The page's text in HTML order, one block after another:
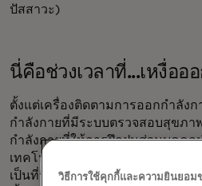
ปัสสาวะ)
นี่คือช่วงเวลาที่...เหงื่อออ
ตั้งแต่เครื่องติดตามการออกกำลัง
กำลังกายที่มีระบบตรวจสอบสุขภา
กำลังกายที่ให้การฝึกฝนส่วนบุคค
เทคโนโลยีที่ขับเคลื่อนด้วยสุขภาพ
เป็นที่นิยมอย่างมาก การใช้จ่ายกับ
วิธีการใช้คุกกี้และความยินยอ